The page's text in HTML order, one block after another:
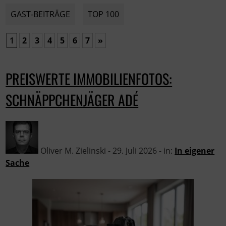
GAST-BEITRÄGE TOP 100
1 2 3 4 5 6 7 »
PREISWERTE IMMOBILIENFOTOS:
SCHNÄPPCHENJÄGER ADÉ
Oliver M. Zielinski - 29. Juli 2026 - in: In eigener
Sache